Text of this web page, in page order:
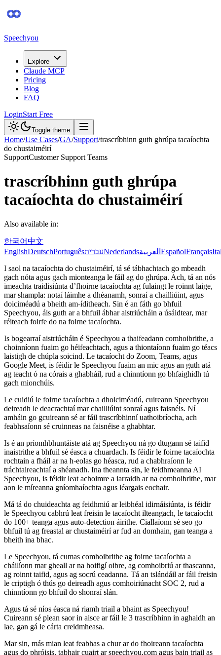
Speechyou
Explore
Claude MCP
Pricing
Blog
FAQ
LoginStart Free
Toggle theme
Home/Use Cases/GA/Support/trascríbhinn guth ghrúpa tacaíochta
do chustaiméirí
SupportCustomer Support Teams
trascríbhinn guth ghrúpa
tacaíochta do chustaiméirí
Also available in:
한국어中文
EnglishDeutschPortuguêsעבריתNederlandsالعربية EspañolFrançais
I saol na tacaíochta do chustaiméirí, tá sé tábhachtach go mbeadh
gach nóta agus gach mionteanga le fáil ag do ghrúpa. Ach, tá an nós
imeachta traidisiúnta d’fhoirne tacaíochta ag fulaingt le roinnt laige,
mar shampla: notaí láimhe a dhéanamh, sonraí a chailliúint, agus
doiciméadú a bheith am-íditheach. Sin é an fáth go bhfuil
Speechyou, áis guth ar a bhfuil ábhar aistriúcháin a úsáidtear, mar
réiteach foirfe do na foirne tacaíochta.
Is bogearraí aistriúcháin é Speechyou a thaifeadann comhoibrithe, a
choinníonn fuaim go héifeachtach, agus a thiontaíonn fuaim go téacs
laistigh de chúpla soicind. Le tacaíocht do Zoom, Teams, agus
Google Meet, is féidir le Speechyou fuaim an mic agus an guth atá
ag teacht ó na córais a ghabháil, rud a chinntíonn go bhfaighidh tú
gach mionchúis.
Le cuidiú le foirne tacaíochta a dhoiciméadú, cuireann Speechyou
deireadh le deacrachtaí mar chailliúint sonraí agus faisnéis. Ní
amháin go gcuireann sé ar fáil trascríbhinní uathoibríocha, ach
feabhsaíonn sé cruinneas na faisnéise a ghabhtar.
Is é an príomhbhuntáiste atá ag Speechyou ná go dtugann sé taifid
inaistrithe a bhfuil sé éasca a chuardach. Is féidir le foirne tacaíochta
rochtain a fháil ar na h-eolas go héasca, rud a chabhraíonn le
tráchtaireachtaí a shéanadh. Ina theannta sin, le feidhmeanna AI
Speechyou, is féidir leat achoimre a iarraidh ar na comhoibrithe, mar
aon le míreanna gníomhaíochta agus léargais eochair.
Má tá do chuideachta ag feidhmiú ar leibhéal idirnáisiúnta, is féidir
le Speechyou cabhrú leat freisin le tacaíocht ilteangach, le tacaíocht
do 100+ teanga agus auto-detection áirithe. Ciallaíonn sé seo go
bhfuil tú ag freastal ar chustaiméirí ar fud an domhain, gan teanga a
bheith ina bhac.
Le Speechyou, tá cumas comhoibrithe ag foirne tacaíochta a
cháilíonn mar gheall ar na hoifigí oibre, ag comhoibriú ar thascanna,
ag roinnt taifid, agus ag socrú ceadanna. Tá an tslándáil ar fáil freisin
le criptigh ó thús go deireadh agus comhoiriúnacht SOC 2, rud a
chinntíonn go bhfuil do shonraí slán.
Agus tá sé níos éasca ná riamh triail a bhaint as Speechyou!
Cuireann sé plean saor in aisce ar fáil le 3 trascríbhinn in aghaidh an
lae, gan gá le cárta creidmheasa.
Mar sin, más mian leat feabhas a chur ar do fhoireann tacaíochta
agus do phróisis, tabhair cuairt ar speechyou.com agus bain triail as